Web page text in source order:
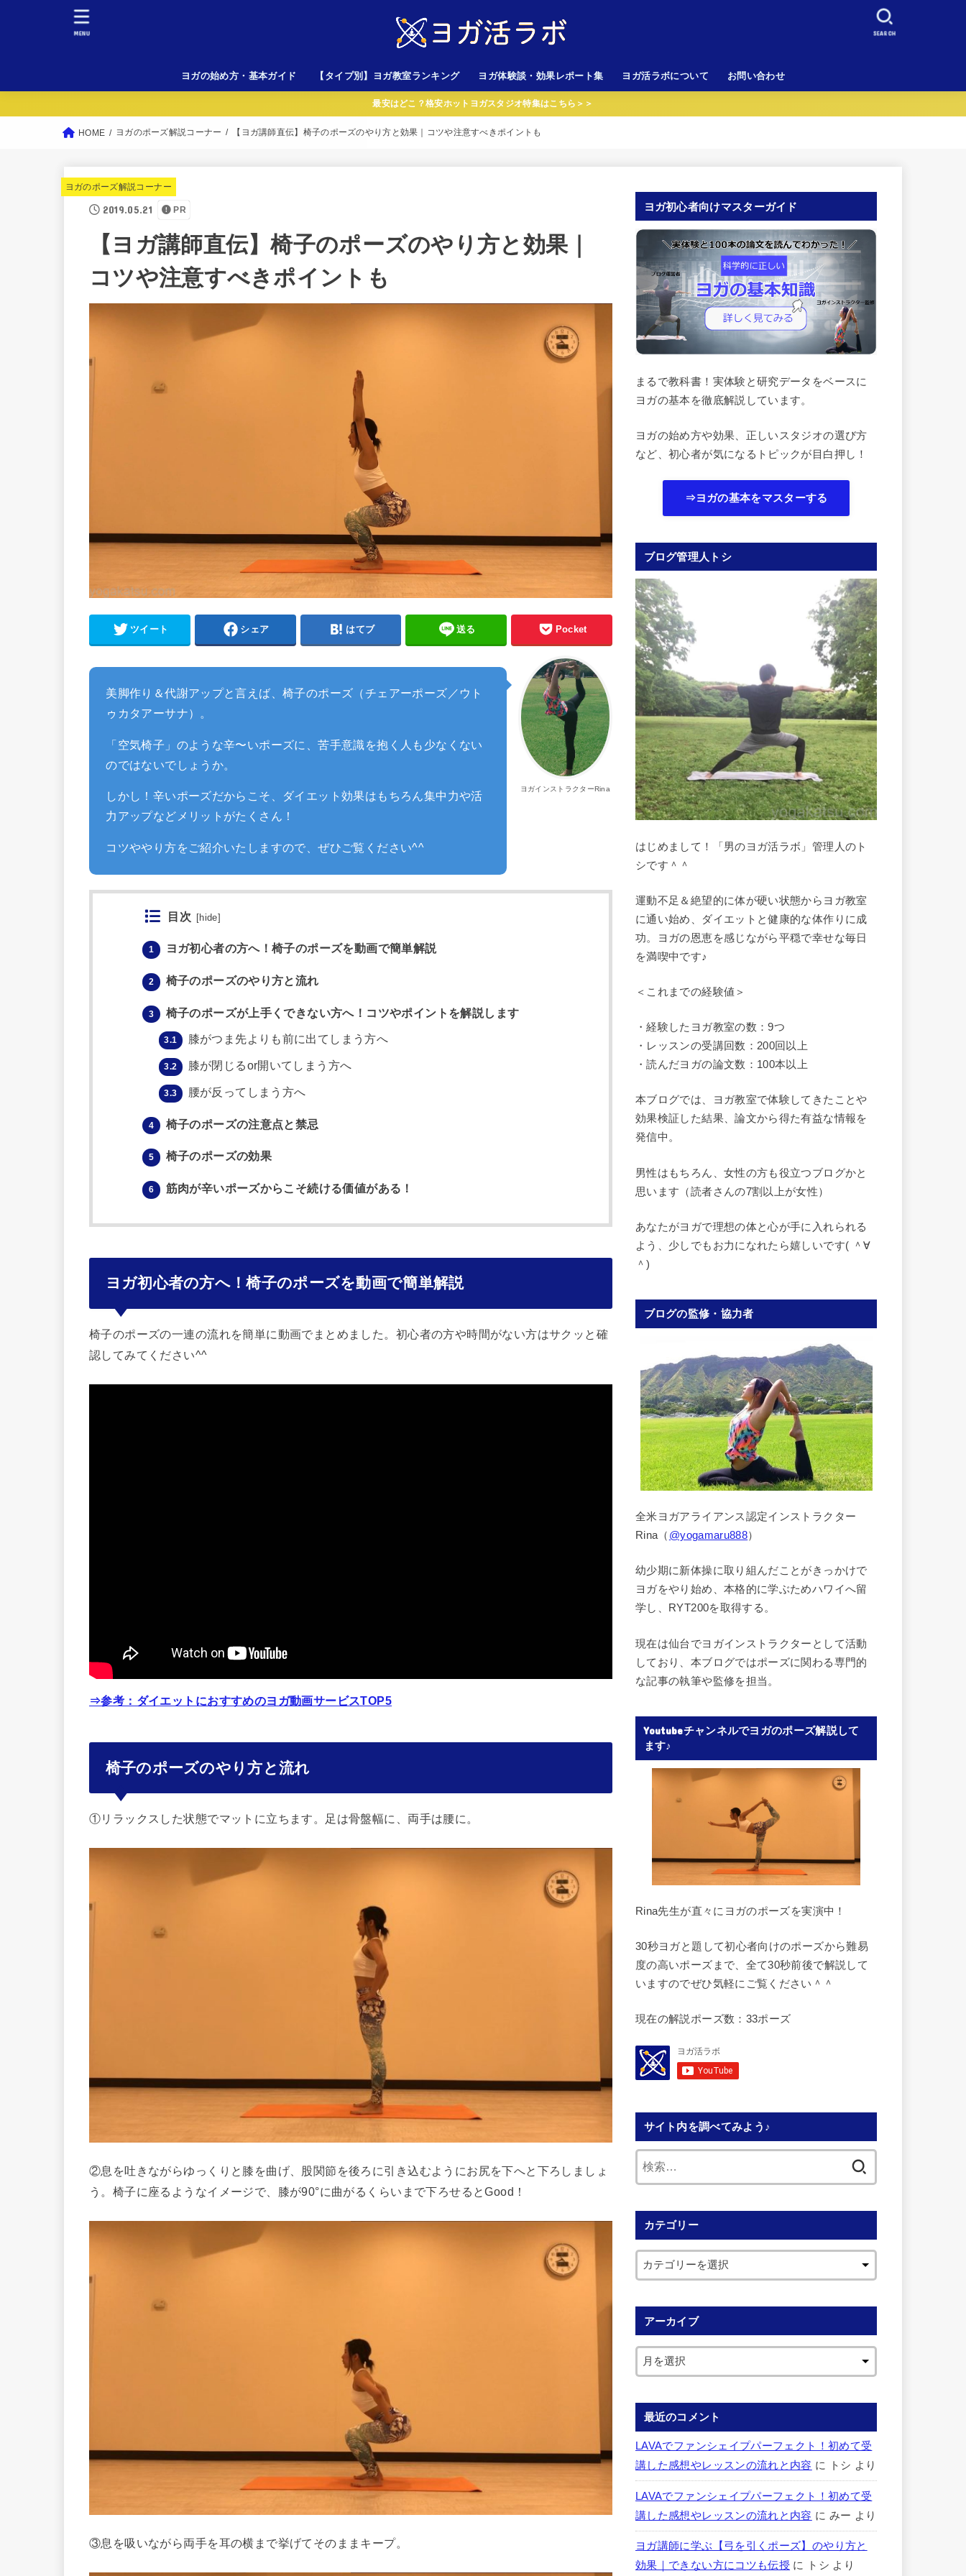
ヨガの始め方・基本ガイド 【タイプ別】ヨガ教室ランキング
初心者向けスタジオ
料金が安いスタジオ
女性専用スタジオ
溶岩ホットヨガスタジオ
LAVA以外のスタジオ
ヨガ体験談・効果レポート集
LAVA（ラバ）
CALDO（カルド）
ヨガ活ラボについて お問い合わせ
SEARCH
MENU
最安はどこ？格安ホットヨガスタジオ特集はこちら＞＞
HOME ヨガのポーズ解説コーナー 【ヨガ講師直伝】椅子のポーズのやり方と効果｜コツや注意すべきポイントも
ヨガのポーズ解説コーナー
2019.05.21 PR
【ヨガ講師直伝】椅子のポーズのやり方と効果｜
コツや注意すべきポイントも
ツイート シェア はてブ 送る Pocket
ヨガインストラクターRina
美脚作り＆代謝アップと言えば、椅子のポーズ（チェアーポーズ／ウト
ゥカタアーサナ）。
「空気椅子」のような辛〜いポーズに、苦手意識を抱く人も少なくない
のではないでしょうか。
しかし！辛いポーズだからこそ、ダイエット効果はもちろん集中力や活
力アップなどメリットがたくさん！
コツややり方をご紹介いたしますので、ぜひご覧ください^^
目次 [hide]
1 ヨガ初心者の方へ！椅子のポーズを動画で簡単解説
2 椅子のポーズのやり方と流れ
3 椅子のポーズが上手くできない方へ！コツやポイントを解説します
3.1 膝がつま先よりも前に出てしまう方へ
3.2 膝が閉じるor開いてしまう方へ
3.3 腰が反ってしまう方へ
4 椅子のポーズの注意点と禁忌
5 椅子のポーズの効果
6 筋肉が辛いポーズからこそ続ける価値がある！
ヨガ初心者の方へ！椅子のポーズを動画で簡単解説
椅子のポーズの一連の流れを簡単に動画でまとめました。初心者の方や時間がない方はサクッと確
認してみてください^^
⇒参考：ダイエットにおすすめのヨガ動画サービスTOP5
椅子のポーズのやり方と流れ
①リラックスした状態でマットに立ちます。足は骨盤幅に、両手は腰に。
②息を吐きながらゆっくりと膝を曲げ、股関節を後ろに引き込むようにお尻を下へと下ろしましょ
う。椅子に座るようなイメージで、膝が90°に曲がるくらいまで下ろせるとGood！
③息を吸いながら両手を耳の横まで挙げてそのままキープ。
ヨガ初心者向けマスターガイド
まるで教科書！実体験と研究データをベースに
ヨガの基本を徹底解説しています。
ヨガの始め方や効果、正しいスタジオの選び方
など、初心者が気になるトピックが目白押し！
⇒ヨガの基本をマスターする
ブログ管理人トシ
はじめまして！「男のヨガ活ラボ」管理人のト
シです＾＾
運動不足＆絶望的に体が硬い状態からヨガ教室
に通い始め、ダイエットと健康的な体作りに成
功。ヨガの恩恵を感じながら平穏で幸せな毎日
を満喫中です♪
＜これまでの経験値＞
・経験したヨガ教室の数：9つ
・レッスンの受講回数：200回以上
・読んだヨガの論文数：100本以上
本ブログでは、ヨガ教室で体験してきたことや
効果検証した結果、論文から得た有益な情報を
発信中。
男性はもちろん、女性の方も役立つブログかと
思います（読者さんの7割以上が女性）
あなたがヨガで理想の体と心が手に入れられる
よう、少しでもお力になれたら嬉しいです( ＾∀
＾)
ブログの監修・協力者
全米ヨガアライアンス認定インストラクター
Rina（ @yogamaru888）
幼少期に新体操に取り組んだことがきっかけで
ヨガをやり始め、本格的に学ぶためハワイへ留
学し、RYT200を取得する。
現在は仙台でヨガインストラクターとして活動
しており、本ブログではポーズに関わる専門的
な記事の執筆や監修を担当。
Youtubeチャンネルでヨガのポーズ解説して
ます♪
Rina先生が直々にヨガのポーズを実演中！
30秒ヨガと題して初心者向けのポーズから難易
度の高いポーズまで、全て30秒前後で解説して
いますのでぜひ気軽にご覧ください＾＾
現在の解説ポーズ数：33ポーズ
サイト内を調べてみよう♪
カテゴリー
アーカイブ
最近のコメント
LAVAでファンシェイプパーフェクト！初めて受
講した感想やレッスンの流れと内容 に トシ より
LAVAでファンシェイプパーフェクト！初めて受
講した感想やレッスンの流れと内容 に みー より
ヨガ講師に学ぶ【弓を引くポーズ】のやり方と
効果｜できない方にコツも伝授 に トシ より